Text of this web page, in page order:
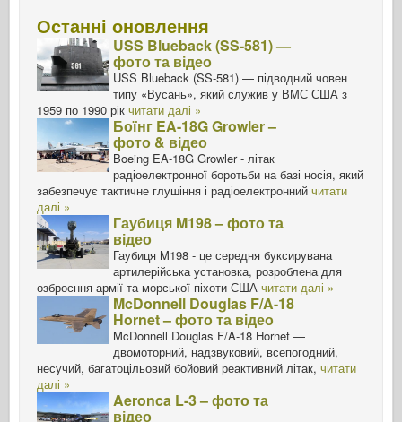
Останні оновлення
USS Blueback (SS-581) —
фото та відео
USS Blueback (SS-581) — підводний човен
типу «Вусань», який служив у ВМС США з
1959 по 1990 рік читати далі »
Боїнг EA-18G Growler –
фото & відео
Boeing EA-18G Growler - літак
радіоелектронної боротьби на базі носія, який
забезпечує тактичне глушіння і радіоелектронний читати
далі »
Гаубиця M198 – фото та
відео
Гаубиця M198 - це середня буксирувана
артилерійська установка, розроблена для
озброєння армії та морської піхоти США читати далі »
McDonnell Douglas F/A-18
Hornet – фото та відео
McDonnell Douglas F/A-18 Hornet —
двомоторний, надзвуковий, всепогодний,
несучий, багатоцільовий бойовий реактивний літак, читати
далі »
Aeronca L-3 – фото та
відео